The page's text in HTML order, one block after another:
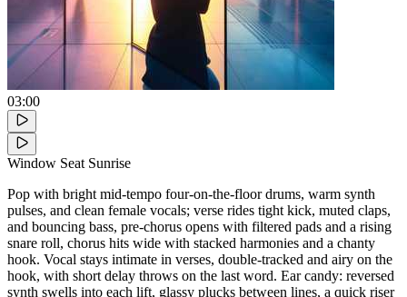
03:00
Window Seat Sunrise
Pop with bright mid-tempo four-on-the-floor drums, warm synth
pulses, and clean female vocals; verse rides tight kick, muted claps,
and bouncing bass, pre-chorus opens with filtered pads and a rising
snare roll, chorus hits wide with stacked harmonies and a chanty
hook. Vocal stays intimate in verses, double-tracked and airy on the
hook, with short delay throws on the last word. Ear candy: reversed
synth swells into each lift, glassy plucks between lines, a quick riser